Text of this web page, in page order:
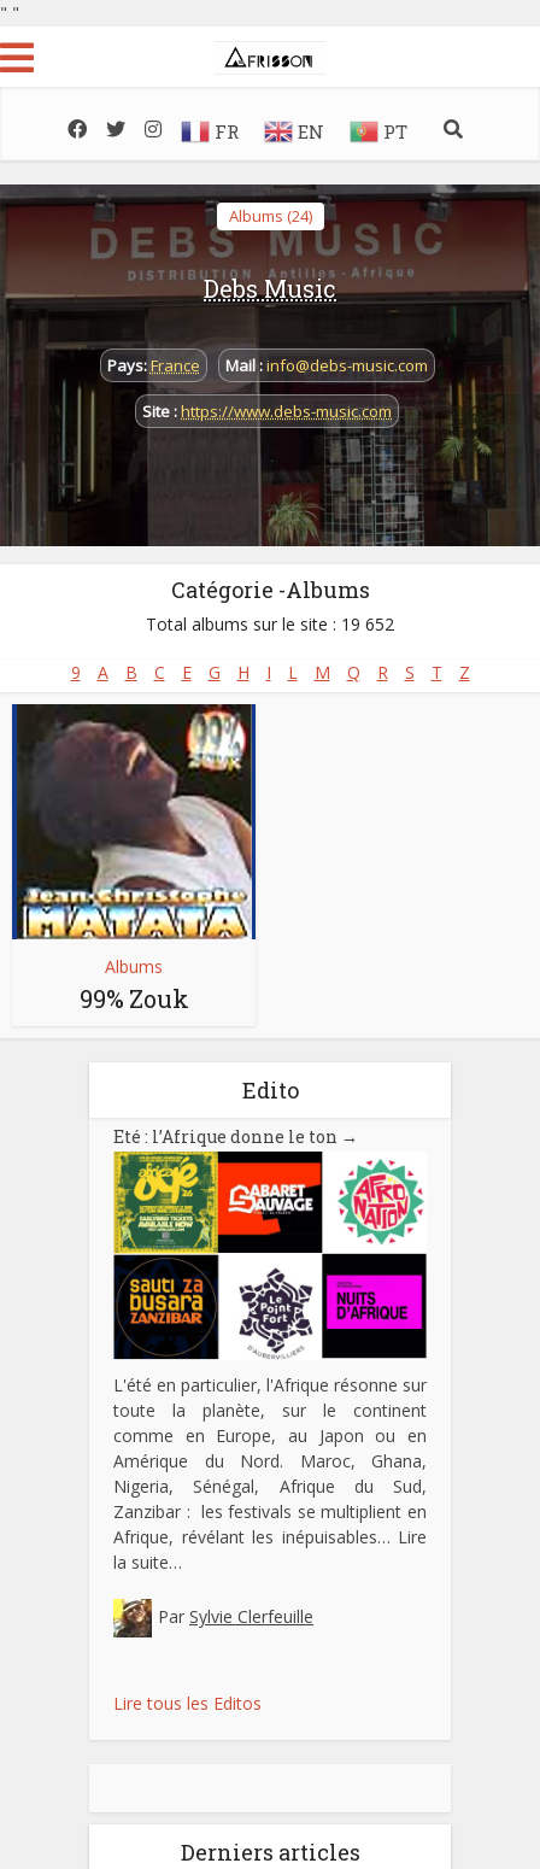
" "
FR EN PT
Albums (24)
Debs Music
Pays:France Mail :info@debs-music.com
Site :https://www.debs-music.com
Catégorie -Albums
Total albums sur le site : 19 652
9 A B C E G H I L M Q R S T Z
Albums
99% Zouk
Edito
Eté : l’Afrique donne le ton →
L'été en particulier, l'Afrique résonne sur
toute la planète, sur le continent
comme en Europe, au Japon ou en
Amérique du Nord. Maroc, Ghana,
Nigeria, Sénégal, Afrique du Sud,
Zanzibar : les festivals se multiplient en
Afrique, révélant les inépuisables… Lire
la suite…
Par Sylvie Clerfeuille
Lire tous les Editos
Derniers articles